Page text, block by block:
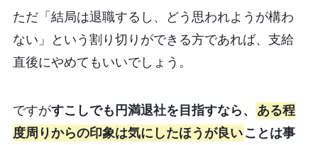
ただ「結局は退職するし、どう思われようが構わ
ない」という割り切りができる方であれば、支給
直後にやめてもいいでしょう。
ですがすこしでも円満退社を目指すなら、
ある程
度周りからの印象は気にしたほうが良い ことは事